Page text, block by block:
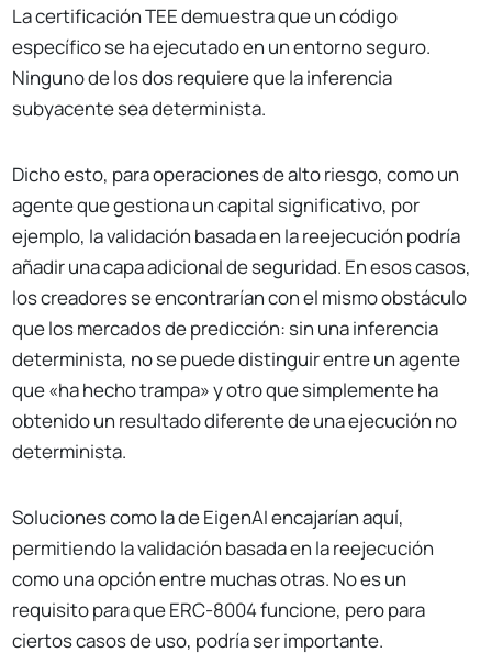
La certificación TEE demuestra que un código
específico se ha ejecutado en un entorno seguro.
Ninguno de los dos requiere que la inferencia
subyacente sea determinista.
Dicho esto, para operaciones de alto riesgo, como un
agente que gestiona un capital significativo, por
ejemplo, la validación basada en la reejecución podría
añadir una capa adicional de seguridad. En esos casos,
los creadores se encontrarían con el mismo obstáculo
que los mercados de predicción: sin una inferencia
determinista, no se puede distinguir entre un agente
que «ha hecho trampa» y otro que simplemente ha
obtenido un resultado diferente de una ejecución no
determinista.
Soluciones como la de EigenAI encajarían aquí,
permitiendo la validación basada en la reejecución
como una opción entre muchas otras. No es un
requisito para que ERC-8004 funcione, pero para
ciertos casos de uso, podría ser importante.